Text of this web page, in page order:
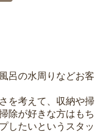
呂の水周りなどお客
を考えて、収納や掃
除が好きな方はもち
したいというスタッ